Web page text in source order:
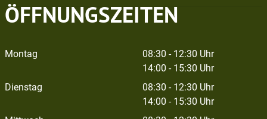
ÖFFNUNGSZEITEN
Montag
08:30 - 12:30 Uhr
14:00 - 15:30 Uhr
Dienstag
08:30 - 12:30 Uhr
14:00 - 15:30 Uhr